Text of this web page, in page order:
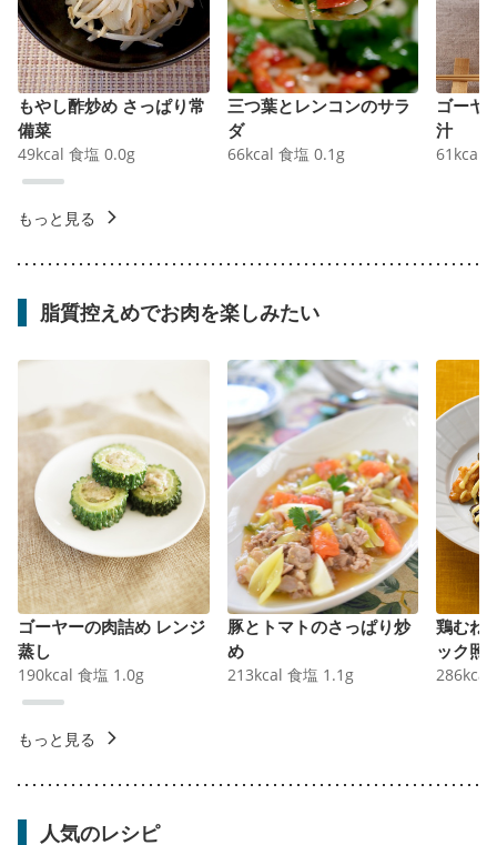
もやし酢炒め さっぱり常
備菜
49kcal 食塩 0.0g
三つ葉とレンコンのサラ
ダ
66kcal 食塩 0.1 g
ゴーヤ
汁
61 kcal
もっと見る
脂質控えめでお肉を楽しみたい
ゴーヤーの肉詰め レンジ
蒸し
190kcal 食塩 1.0g
豚とトマトのさっぱり炒
め
213kcal 食塩 1.1 g
鶏むね
ック照
286kcal
もっと見る
人気のレシピ